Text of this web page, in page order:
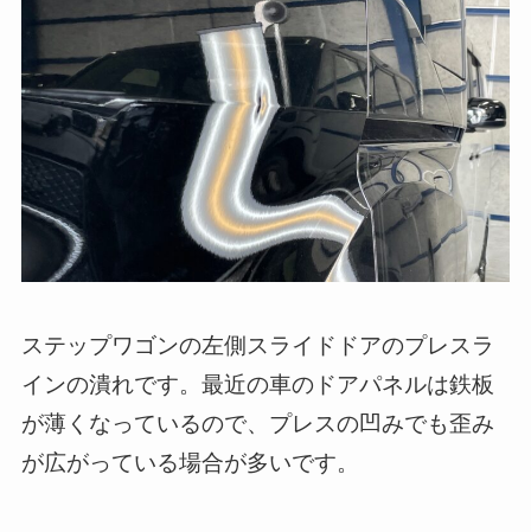
ステップワゴンの左側スライドドアのプレスラ
インの潰れです。最近の車のドアパネルは鉄板
が薄くなっているので、プレスの凹みでも歪み
が広がっている場合が多いです。